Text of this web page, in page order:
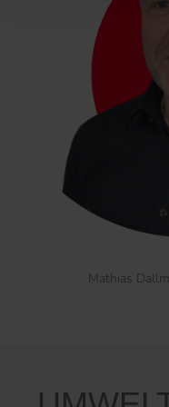
Mathias